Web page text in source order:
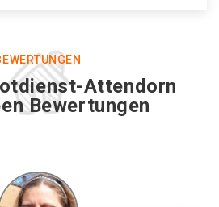
Attendorn
Bewertungen